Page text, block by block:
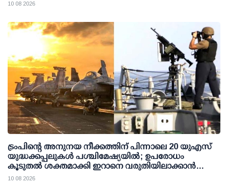
10 08 2026
ട്രംപിന്റെ അനുനയ നീക്കത്തിന് പിന്നാലെ 20 യുഎസ്
യുദ്ധക്കപ്പലുകള്‍ പശ്ചിമേഷ്യയില്‍; ഉപരോധം
കൂടുതല്‍ ശക്തമാക്കി ഇറാനെ വരുതിയിലാക്കാന്‍
നീക്കം
10 08 2026